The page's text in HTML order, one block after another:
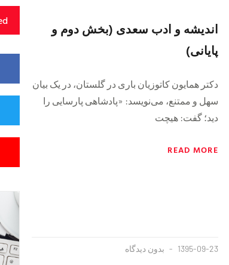
اندیشه و ادب سعدی (بخش دوم و
پایانی)
دکتر همایون کاتوزیان باری در گلستان، در یک بیان
سهل و ممتنع، می‌نویسد: «پادشاهی پارسایی را
دید؛ گفت: هیچت
READ MORE
1395-09-23 بدون دیدگاه